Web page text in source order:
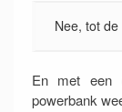
Nee, tot
En met een
powerbank